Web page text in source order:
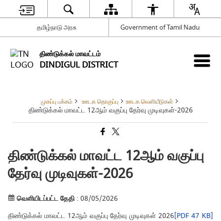
தமிழ்நாடு அரசு Government of Tamil Nadu
திண்டுக்கல் மாவட்டம்
DINDIGUL DISTRICT
முகப்பு பக்கம் ஊடக தொகுப்பு ஊடக வெளியீடுகள்
திண்டுக்கல் மாவட்ட 12ஆம் வகுப்பு தேர்வு முடிவுகள்-2026
திண்டுக்கல் மாவட்ட 12ஆம் வகுப்பு
தேர்வு முடிவுகள்-2026
வெளியிடப்பட்ட தேதி: 08/05/2026
திண்டுக்கல் மாவட்ட 12ஆம் வகுப்பு தேர்வு முடிவுகள் 2026[PDF 47 KB]